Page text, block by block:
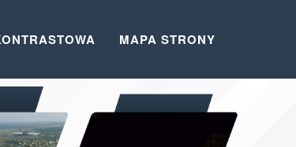
MAPA STRONY